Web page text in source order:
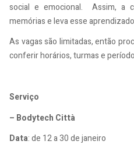
social e emocional. Assim, a
memórias e leva esse
As vagas são limitadas, então
conferir horários, turmas e
Serviço
– Bodytech Città
Data: de 12 a 30 de janeiro